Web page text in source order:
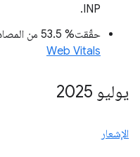
INP.
حقّقت% 53.5 من المصادر (
Web Vitals
يوليو 2025
الإشعار